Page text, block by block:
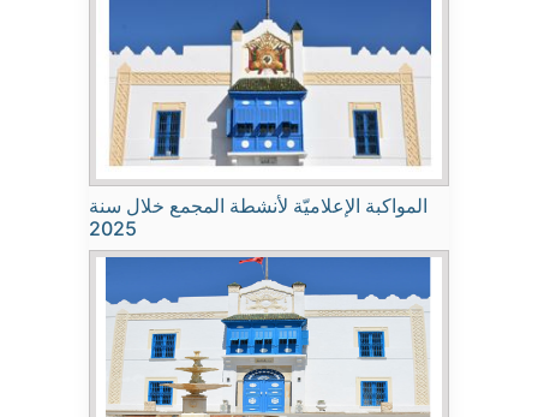
المواكبة الإعلاميّة لأنشطة المجمع خلال سنة
2025